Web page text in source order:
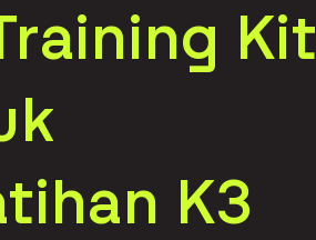
Kit
K3